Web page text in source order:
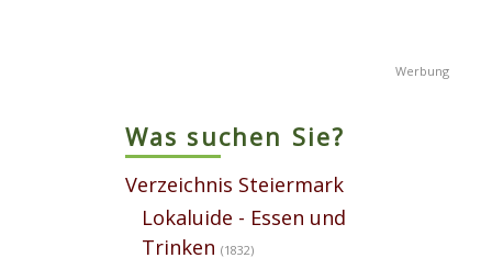
Was suchen Sie?
Verzeichnis Steiermark
Lokaluide - Essen und
Trinken (1832)